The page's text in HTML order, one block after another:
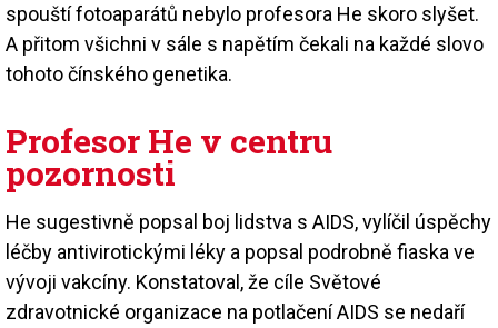
spouští fotoaparátů nebylo profesora He skoro slyšet.
A přitom všichni v sále s napětím čekali na každé slovo
tohoto čínského genetika.
Profesor He v centru
pozornosti
He sugestivně popsal boj lidstva s AIDS, vylíčil úspěchy
léčby antivirotickými léky a popsal podrobně fiaska ve
vývoji vakcíny. Konstatoval, že cíle Světové
zdravotnické organizace na potlačení AIDS se nedaří